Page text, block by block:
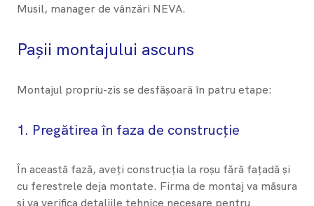
Musil, manager de vânzări NEVA.
Pașii montajului ascuns
Montajul propriu-zis se desfășoară în patru etape:
1. Pregătirea în faza de construcție
În această fază, aveți construcția la roșu fără fațadă și
cu ferestrele deja montate. Firma de montaj va măsura